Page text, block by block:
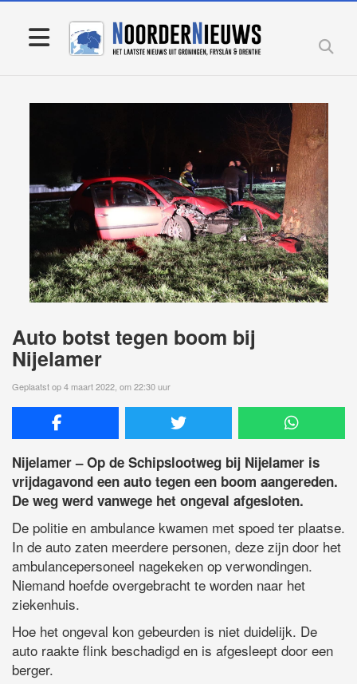
Auto botst tegen boom bij
Nijelamer
Geplaatst op 4 maart 2022, om 22:30 uur
Nijelamer – Op de Schipslootweg bij Nijelamer is
vrijdagavond een auto tegen een boom aangereden.
De weg werd vanwege het ongeval afgesloten.
De politie en ambulance kwamen met spoed ter plaatse.
In de auto zaten meerdere personen, deze zijn door het
ambulancepersoneel nagekeken op verwondingen.
Niemand hoefde overgebracht te worden naar het
ziekenhuis.
Hoe het ongeval kon gebeurden is niet duidelijk. De
auto raakte flink beschadigd en is afgesleept door een
berger.